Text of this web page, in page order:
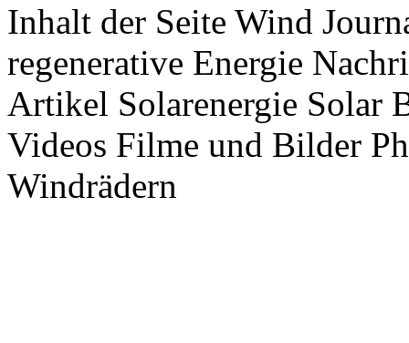
Inhalt der Seite Wind
regenerative Energie
Artikel Solarenergie Solar
Videos Filme und Bilder
Windrädern